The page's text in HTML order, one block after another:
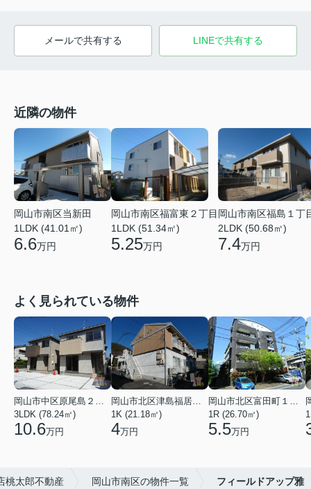
メールで共有する LINEで共有する
近隣の物件
岡山市南区当新田
1LDK (41.01㎡)
6.6万円
岡山市南区福富東２丁目
1LDK (51.34㎡)
5.25万円
岡山市南区福島１丁
2LDK (50.68㎡)
7.4万円
よく見られている物件
岡山市中区原尾島２丁目
3LDK (78.24㎡)
10.6万円
岡山市北区津島福居１丁目
1K (21.18㎡)
4万円
岡山市北区富田町１丁目
1R (26.70㎡)
5.5万円
桃太郎不動産 岡山市南区の物件一覧 フィールドアップ雅